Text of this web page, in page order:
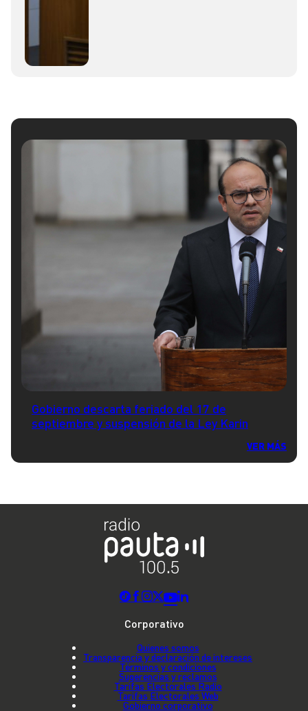
Gobierno descarta feriado del 17 de
septiembre y suspensión de la Ley Karin
VER MÁS
Corporativo
Quienes somos
Transparencia y declaración de intereses
Términos y condiciones
Sugerencias y reclamos
Tarifas Electorales Radio
Tarifas Electorales Web
Gobierno corporativo